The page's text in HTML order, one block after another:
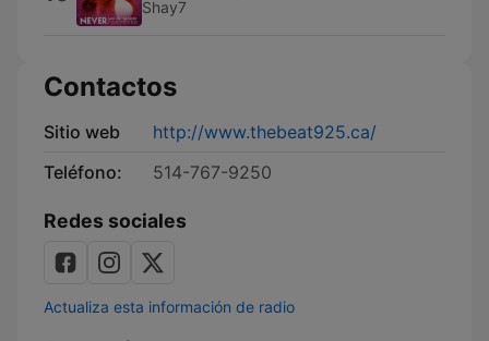
Shay7
Contactos
Sitio web
http://www.thebeat925.ca/
Teléfono:
514-767-9250
Redes sociales
Actualiza esta información de radio